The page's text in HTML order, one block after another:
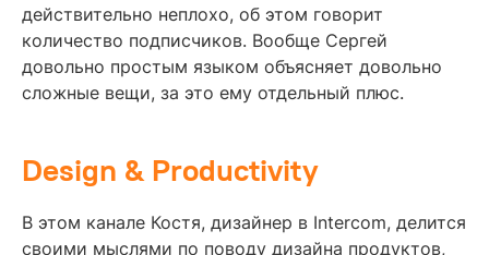
действительно неплохо, об этом говорит
количество подписчиков. Вообще Сергей
довольно простым языком объясняет довольно
сложные вещи, за это ему отдельный плюс.
Design & Productivity
В этом канале Костя, дизайнер в Intercom, делится
своими мыслями по поводу дизайна продуктов,